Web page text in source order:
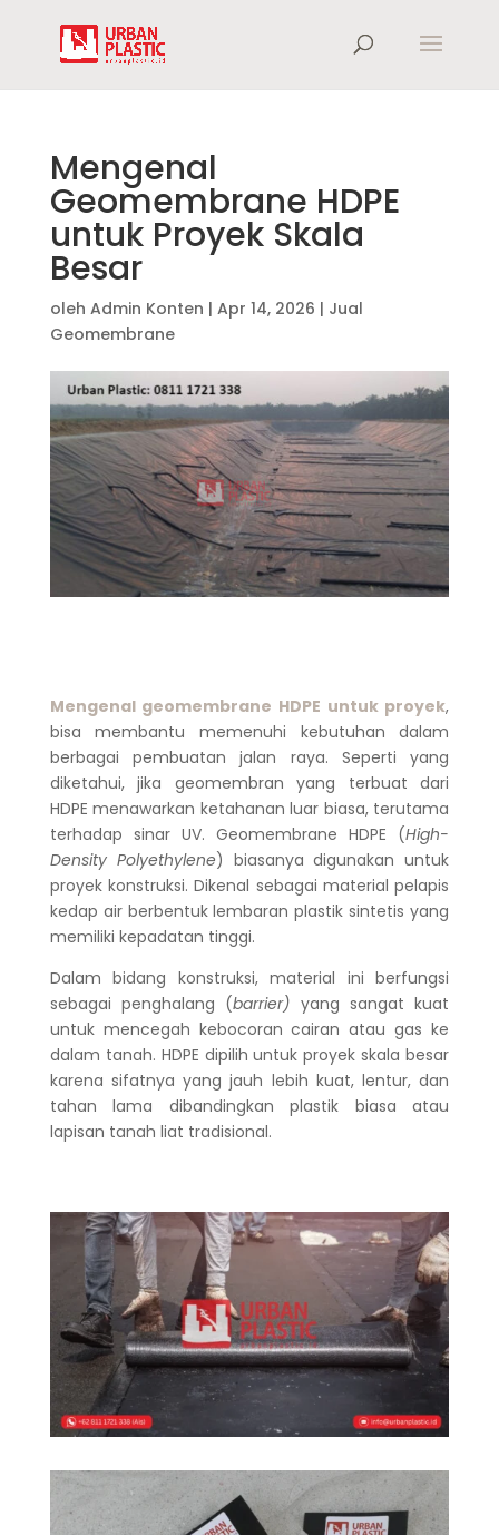
Mengenal
Geomembrane HDPE
untuk Proyek Skala
Besar
oleh Admin Konten | Apr 14, 2026 | Jual
Geomembrane
Mengenal geomembrane HDPE untuk proyek,
bisa membantu memenuhi kebutuhan dalam
berbagai pembuatan jalan raya. Seperti yang
diketahui, jika geomembran yang terbuat dari
HDPE menawarkan ketahanan luar biasa, terutama
terhadap sinar UV.Geomembrane HDPE (High-
Density Polyethylene) biasanya digunakan untuk
proyek konstruksi. Dikenal sebagai material pelapis
kedap air berbentuk lembaran plastik sintetis yang
memiliki kepadatan tinggi.
Dalam bidang konstruksi, material ini berfungsi
sebagai penghalang (barrier) yang sangat kuat
untuk mencegah kebocoran cairan atau gas ke
dalam tanah. HDPE dipilih untuk proyek skala besar
karena sifatnya yang jauh lebih kuat, lentur, dan
tahan lama dibandingkan plastik biasa atau
lapisan tanah liat tradisional.